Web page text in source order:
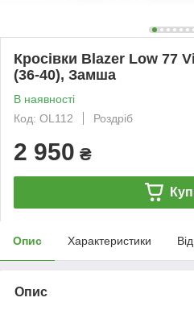
Кросівки Blazer Low 77
(36-40), Замша
В наявності
Код: OL112
Роздріб
2 950 ₴
Опис Характеристики
Опис